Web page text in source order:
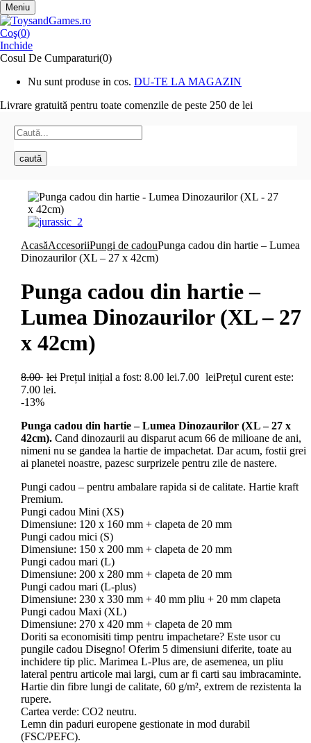
Meniu
Coş(0)
Inchide
Cosul De Cumparaturi(0)
Nu sunt produse in cos. DU-TE LA MAGAZIN
Livrare gratuită pentru toate comenzile de peste 250 de lei
caută
AcasăAccesoriiPungi de cadouPunga cadou din hartie – Lumea
Dinozaurilor (XL – 27 x 42cm)
Punga cadou din hartie –
Lumea Dinozaurilor (XL – 27
x 42cm)
8.00 lei Prețul inițial a fost: 8.00 lei.7.00 leiPrețul curent este:
7.00 lei.
-13%
Punga cadou din hartie – Lumea Dinozaurilor (XL – 27 x
42cm). Cand dinozaurii au disparut acum 66 de milioane de ani,
nimeni nu se gandea la hartie de impachetat. Dar acum, fostii grei
ai planetei noastre, pazesc surprizele pentru zile de nastere.
Pungi cadou – pentru ambalare rapida si de calitate. Hartie kraft
Premium.
Pungi cadou Mini (XS)
Dimensiune: 120 x 160 mm + clapeta de 20 mm
Pungi cadou mici (S)
Dimensiune: 150 x 200 mm + clapeta de 20 mm
Pungi cadou mari (L)
Dimensiune: 200 x 280 mm + clapeta de 20 mm
Pungi cadou mari (L-plus)
Dimensiune: 230 x 330 mm + 40 mm pliu + 20 mm clapeta
Pungi cadou Maxi (XL)
Dimensiune: 270 x 420 mm + clapeta de 20 mm
Doriti sa economisiti timp pentru impachetare? Este usor cu
pungile cadou Disegno! Oferim 5 dimensiuni diferite, toate au
inchidere tip plic. Marimea L-Plus are, de asemenea, un pliu
lateral pentru articole mai largi, cum ar fi carti sau imbracaminte.
Hartie din fibre lungi de calitate, 60 g/m², extrem de rezistenta la
rupere.
Cartea verde: CO2 neutru.
Lemn din paduri europene gestionate in mod durabil
(FSC/PEFC).